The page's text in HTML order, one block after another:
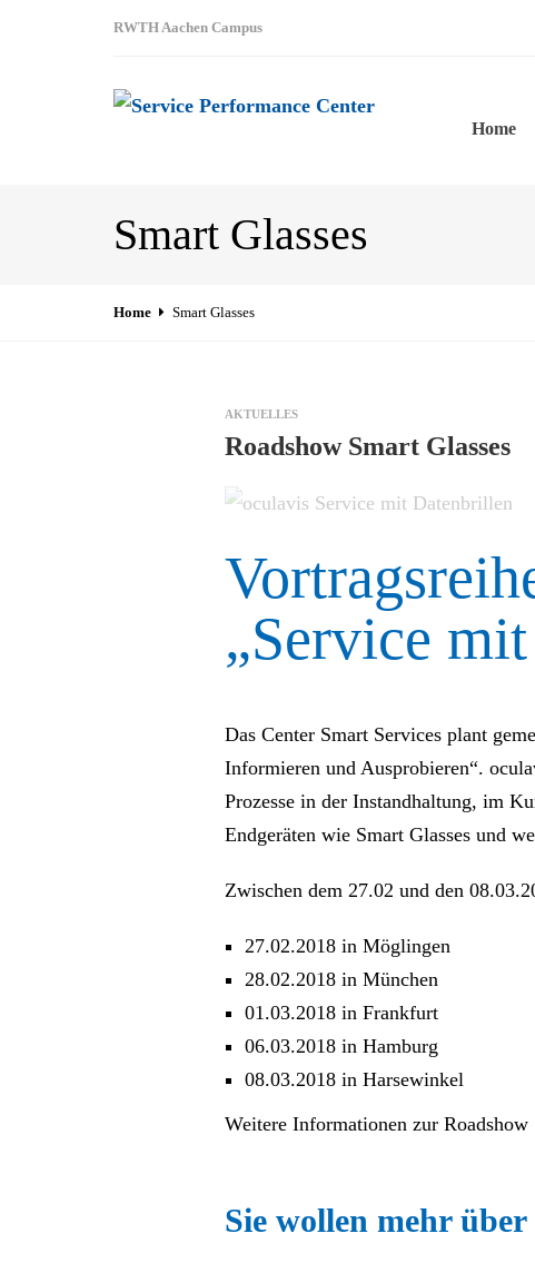
RWTH Aachen Campus
Home
Smart Glasses
Home Smart Glasses
AKTUELLES
Roadshow Smart Glasses
„Service
Das Center Smart Services plant
Informieren und Ausprobieren“.
Prozesse in der Instandhaltung, im
Endgeräten wie Smart Glasses und
Zwischen dem 27.02 und den
27.02.2018 in Möglingen
28.02.2018 in München
01.03.2018 in Frankfurt
06.03.2018 in Hamburg
08.03.2018 in Harsewinkel
Weitere Informationen zur
Sie wollen mehr